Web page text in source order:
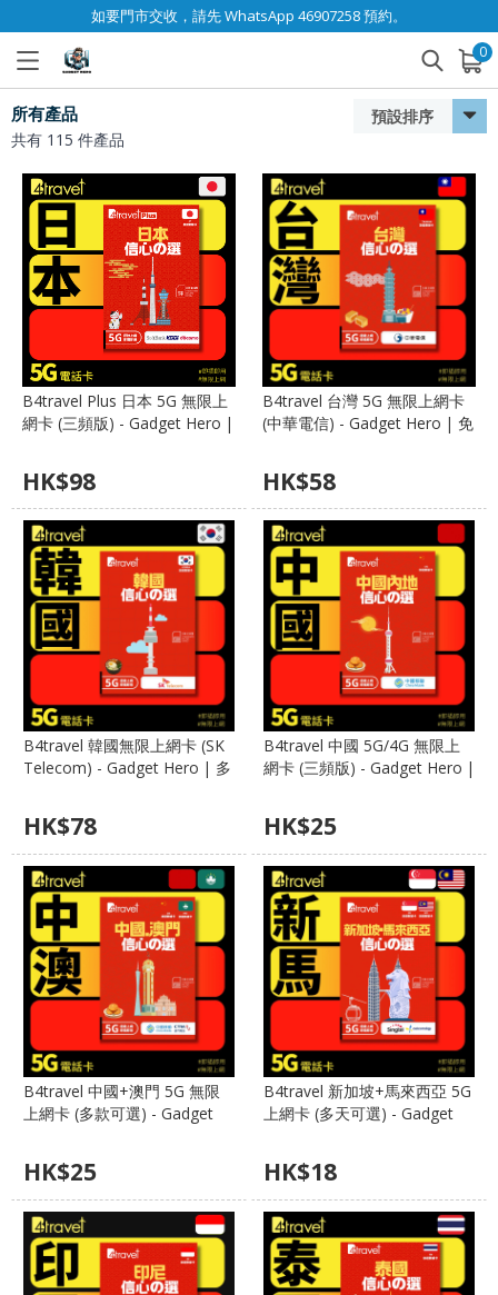
如要門市交收，請先 WhatsApp 46907258 預約。
0
已加入購物車 查看
所有產品
共有 115 件產品
預設排序
B4travel Plus 日本 5G 無限上
網卡 (三頻版) - Gadget Hero |
網合一、免實名
HK$98
B4travel 台灣 5G 無限上網卡
(中華電信) - Gadget Hero | 免
HK$58
B4travel 韓國無限上網卡 (SK
Telecom) - Gadget Hero | 多
用量提示
HK$78
B4travel 中國 5G/4G 無限上
網卡 (三頻版) - Gadget Hero |
翻牆、免實名
HK$25
B4travel 中國+澳門 5G 無限
上網卡 (多款可選) - Gadget
免翻牆、免實名
HK$25
B4travel 新加坡+馬來西亞 5G
上網卡 (多天可選) - Gadget
網、免實名
HK$18